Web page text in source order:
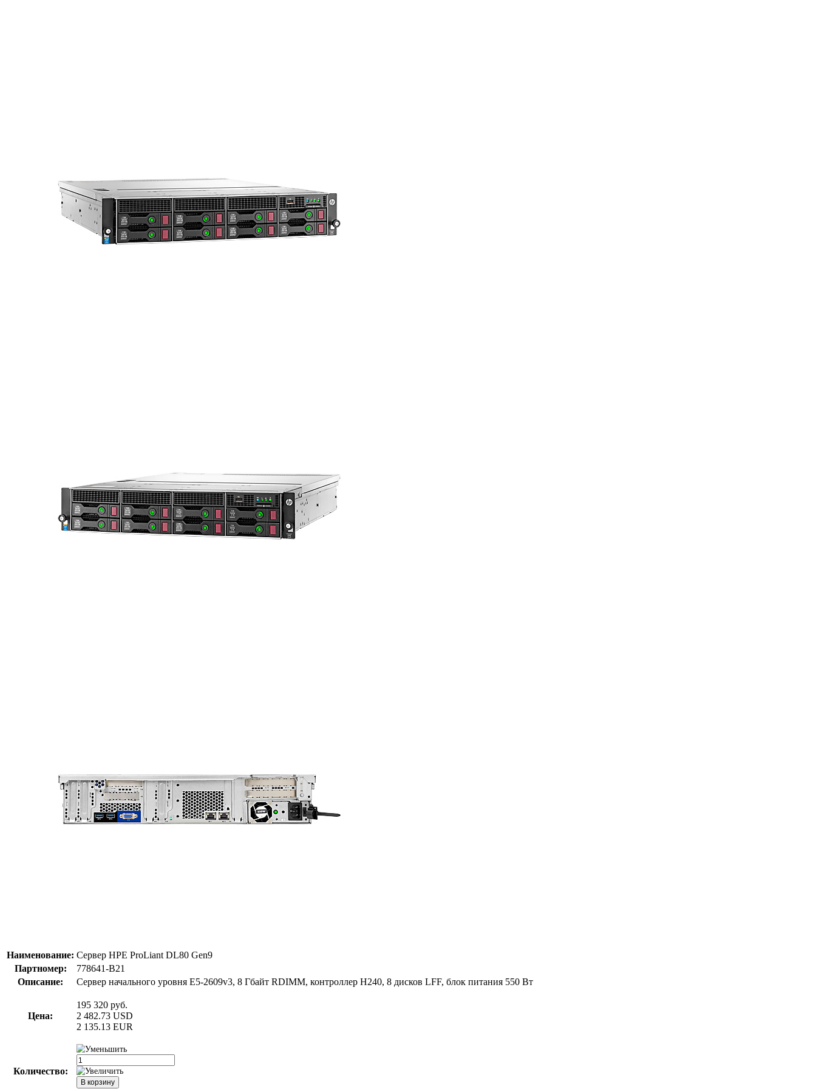
Наименование: Сервер HPE ProLiant DL80 Gen9
Партномер:
778641-B21
Описание:
Сервер начального уровня E5-2609v3, 8 Гбайт RDIMM, контроллер H240, 8 дисков LFF, блок питания 550 Вт
Цена:
195 320 руб.
2 482.73 USD
2 135.13 EUR
Количество: